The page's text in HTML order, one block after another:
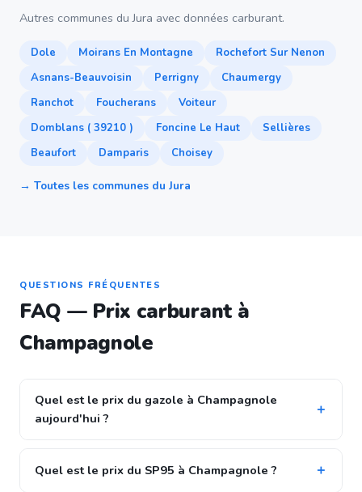
Autres communes du Jura avec données carburant.
Dole Moirans En Montagne
Rochefort Sur Nenon
Asnans-Beauvoisin
Perrigny
Chaumergy
Ranchot
Foucherans
Voiteur
Domblans ( 39210 )
Foncine Le Haut
Sellières
Beaufort
Damparis Choisey
→ Toutes les communes du Jura
QUESTIONS FRÉQUENTES
FAQ — Prix carburant à
Champagnole
Quel est le prix du gazole à Champagnole
aujourd'hui ?
Quel est le prix du SP95 à Champagnole ?